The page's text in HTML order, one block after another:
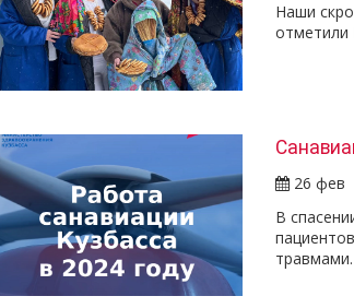
Наши
отметили
26 фев
В
травмами.